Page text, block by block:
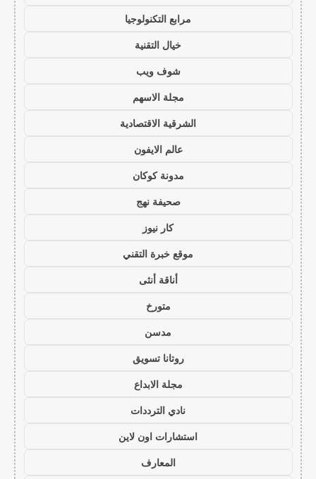
مرابع التكنولوجيا
خيال التقنية
شوف ويب
مجلة الاسهم
الشرقية الاقتصادية
عالم الايفون
مدونة كوكان
صحيفة نهج
كار نيوز
موقع خبرة التقني
أناقة أنثى
متورخ
مدسن
روتانا تسويق
مجلة الابداع
نادي الترددات
استشارات اون لاين
المعارف